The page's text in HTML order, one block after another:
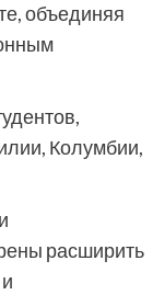
объединяя
Колумбии,
расширить